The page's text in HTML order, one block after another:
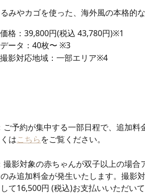
みやカゴを使った、海外風の本格的
価格：39,800円(税込 43,780円)※1
データ：40枚〜 ※3
撮影対応地域：一部エリア※4
予約が集中する一部日程で、追加料
はこちらをご覧ください。
影対象の赤ちゃんが双子以上の場
み追加料金が発生いたします。撮影
て16,500円 (税込)お支払いいただいて